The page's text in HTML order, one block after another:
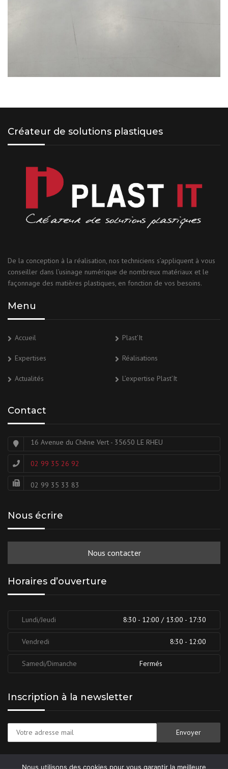
Créateur de solutions plastiques
De la conception à la réalisation, nos techniciens s’appliquent à vous
conseiller dans l’usinage numérique de nombreux matériaux et le
façonnage des matières plastiques, en fonction de vos besoins.
Menu
Accueil Plast’It
Expertises Réalisations
Actualités L’expertise Plast’It
Contact
16 Avenue du Chêne Vert - 35650 LE RHEU
02 99 35 26 92
02 99 35 33 83
Nous écrire
Nous contacter
Horaires d’ouverture
Lundi/Jeudi 8:30 - 12:00 / 13:00 - 17:30
Vendredi 8:30 - 12:00
Samedi/Dimanche Fermés
Inscription à la newsletter
Nous utilisons des cookies pour vous garantir la meilleure